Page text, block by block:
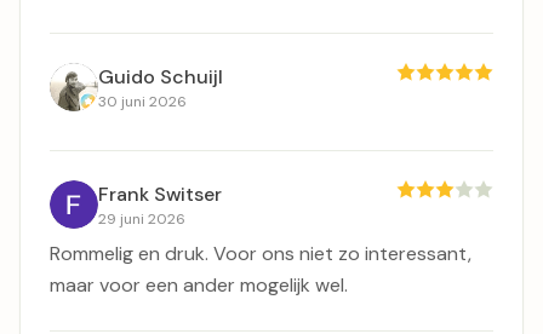
Guido Schuijl
30 juni 2026
Frank Switser
29 juni 2026
Rommelig en druk. Voor ons niet zo interessant,
maar voor een ander mogelijk wel.